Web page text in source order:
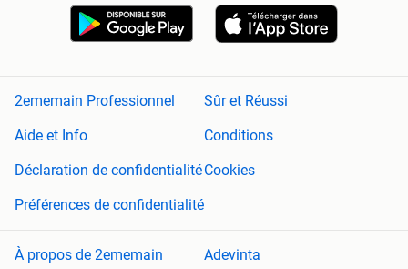
2ememain Professionnel
Sûr et Réussi
Aide et Info
Conditions
Déclaration de confidentialitéCookies
Préférences de confidentialité
À propos de 2ememain Adevinta